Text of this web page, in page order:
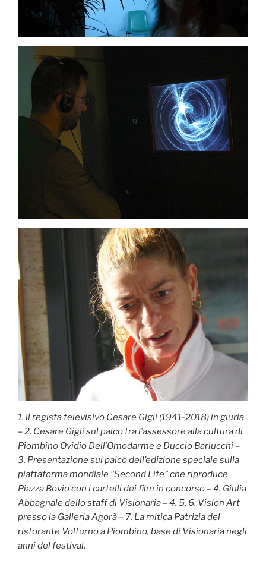
1. il regista televisivo Cesare Gigli (1941-2018) in giuria
– 2. Cesare Gigli sul palco tra l’assessore alla cultura di
Piombino Ovidio Dell’Omodarme e Duccio Barlucchi –
3. Presentazione sul palco dell’edizione speciale sulla
piattaforma mondiale “Second Life” che riproduce
Piazza Bovio con i cartelli dei film in concorso – 4. Giulia
Abbagnale dello staff di Visionaria – 4. 5. 6. Vision Art
presso la Galleria Agorà – 7. La mitica Patrizia del
ristorante Volturno a Piombino, base di Visionaria negli
anni del festival.